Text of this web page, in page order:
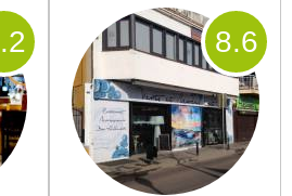
.2 8.6